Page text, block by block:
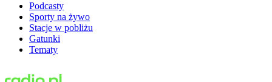
Podcasty
Sporty na żywo
Stacje w pobliżu
Gatunki
Tematy